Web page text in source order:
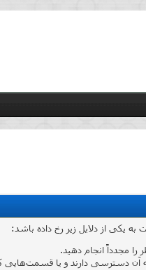
یکی از دلایل زیر رخ داده باشد:
را مجدداً انجام دهید.
دسترسی دارند و یا قسمت‌هایی که